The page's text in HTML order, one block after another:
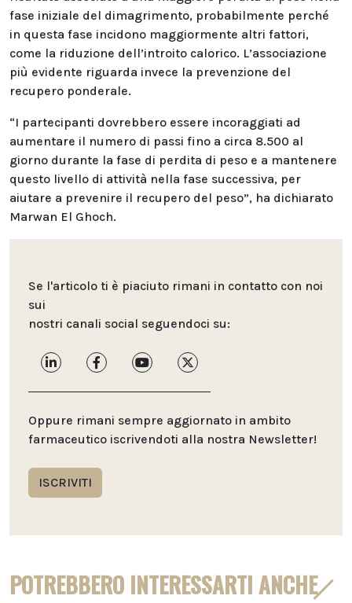
fase iniziale del dimagrimento, probabilmente perché
in questa fase incidono maggiormente altri fattori,
come la riduzione dell’introito calorico. L’associazione
più evidente riguarda invece la prevenzione del
recupero ponderale.
“I partecipanti dovrebbero essere incoraggiati ad
aumentare il numero di passi fino a circa 8.500 al
giorno durante la fase di perdita di peso e a mantenere
questo livello di attività nella fase successiva, per
aiutare a prevenire il recupero del peso”, ha dichiarato
Marwan El Ghoch.
Se l'articolo ti è piaciuto rimani in contatto con noi
sui
nostri canali social seguendoci su:
Oppure rimani sempre aggiornato in ambito
farmaceutico iscrivendoti alla nostra Newsletter!
ISCRIVITI
POTREBBERO INTERESSARTI ANCHE